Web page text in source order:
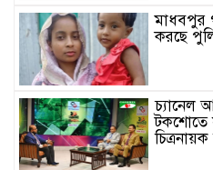
মাধবপুর
করছে
চ্যানেল
টকশোতে